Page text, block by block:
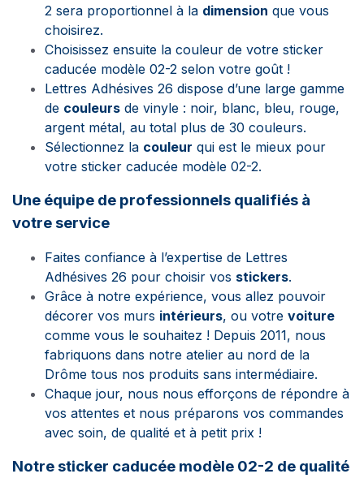
2 sera proportionnel à la dimension que vous
choisirez.
Choisissez ensuite la couleur de votre sticker
caducée modèle 02-2 selon votre goût !
Lettres Adhésives 26 dispose d’une large gamme
de couleurs de vinyle : noir, blanc, bleu, rouge,
argent métal, au total plus de 30 couleurs.
Sélectionnez la couleur qui est le mieux pour
votre sticker caducée modèle 02-2.
Une équipe de professionnels qualifiés à
votre service
Faites confiance à l’expertise de Lettres
Adhésives 26 pour choisir vos stickers.
Grâce à notre expérience, vous allez pouvoir
décorer vos murs intérieurs, ou votre voiture
comme vous le souhaitez ! Depuis 2011, nous
fabriquons dans notre atelier au nord de la
Drôme tous nos produits sans intermédiaire.
Chaque jour, nous nous efforçons de répondre à
vos attentes et nous préparons vos commandes
avec soin, de qualité et à petit prix !
Notre sticker caducée modèle 02-2 de qualité